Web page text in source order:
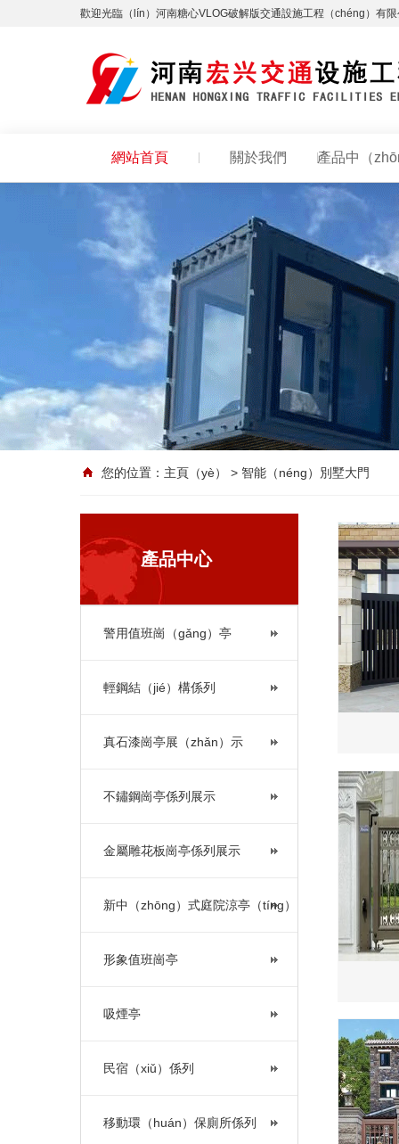
歡迎光臨（lín）河南糖心VLOG破解版交通設施工程（chéng）有
網站首頁 關於我們
您的位置： 主頁（yè） > 智能（néng）別墅大門
產品中心
警用值班崗（gǎng）亭
輕鋼結（jié）構係列
真石漆崗亭展（zhǎn）示
不鏽鋼崗亭係列展示
金屬雕花板崗亭係列展示
新中（zhōng）式庭院涼亭（tíng）
形象值班崗亭
吸煙亭
民宿（xiǔ）係列
移動環（huán）保廁所係列